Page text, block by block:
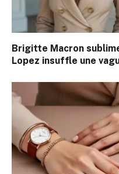
Brigitte Macron
Lopez insuffle une